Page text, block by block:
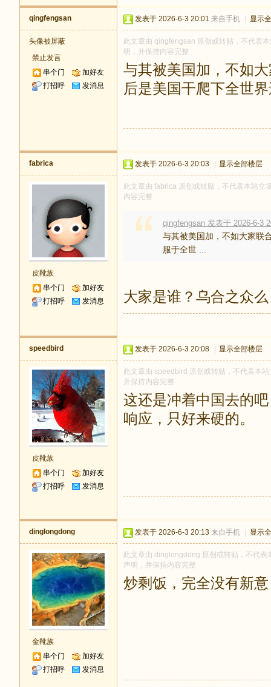
qingfengsan
头像被屏蔽
禁止发言
串个门
加好友
打招呼
发消息
发表于 2026-6-3 20:01 来自手机 显示
此文章由 qingfengsan 原创或转贴，不代表
明，并保持内容完整
与其被美国加，不如
后是美国干爬下全世
fabrica
皮靴族
串个门
加好友
打招呼
发消息
发表于 2026-6-3 20:03 显示全部楼层
此文章由 fabrica 原创或转贴，不代表本站立
内容完整
qingfengsan 发表于 2026-6-3
与其被美国加，不如大家联
服于全世 ...
大家是谁？乌合之众
speedbird
皮靴族
串个门
加好友
打招呼
发消息
发表于 2026-6-3 20:08 显示全部楼层
此文章由 speedbird 原创或转贴，不代表本
并保持内容完整
这还是冲着中国去的
响应，只好来硬的。
dinglongdong
金靴族
串个门
加好友
打招呼
发消息
发表于 2026-6-3 20:13 来自手机 显示
此文章由 dinglongdong 原创或转贴，不代
声明，并保持内容完整
炒剩饭，完全没有新